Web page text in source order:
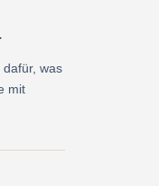
dafür, was
mit